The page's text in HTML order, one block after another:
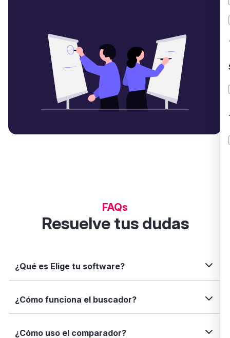
FAQs
Resuelve tus dudas
¿Qué es Elige tu software?
Elige tu software es una plataforma independiente
que te permite descubrir, comparar y analizar
soluciones digitales para tu negocio. Te ayudamos
¿Cómo funciona el buscador?
Simplemente escribe el nombre del software, una
¿Cómo uso el comparador?